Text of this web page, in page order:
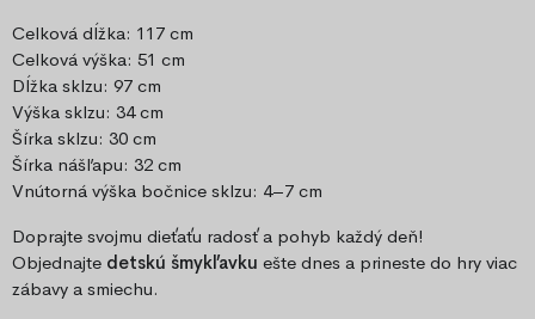
Celková dĺžka: 117 cm
Celková výška: 51 cm
Dĺžka sklzu: 97 cm
Výška sklzu: 34 cm
Šírka sklzu: 30 cm
Šírka nášľapu: 32 cm
Vnútorná výška bočnice sklzu: 4–7 cm
Doprajte svojmu dieťaťu radosť a pohyb každý deň!
Objednajte detskú šmykľavku ešte dnes a prineste do hry viac
zábavy a smiechu.